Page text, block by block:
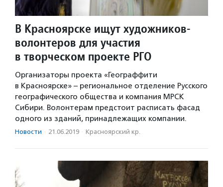
В Красноярске ищут художников-
волонтеров для участия
в творческом проекте РГО
Организаторы проекта «Географфити
в Красноярске» – региональное отделение Русского
географического общества и компания МРСК
Сибири. Волонтерам предстоит расписать фасад
одного из зданий, принадлежащих компании.
Новости · 21.06.2019 · Красноярский кр.